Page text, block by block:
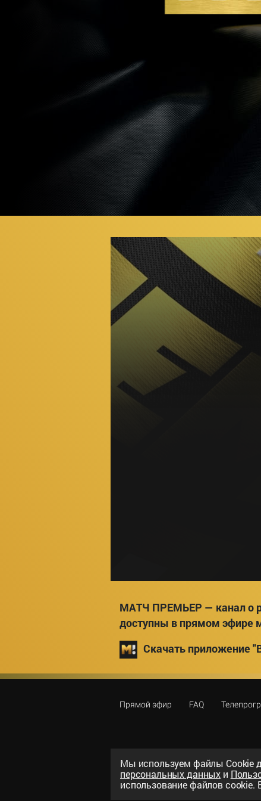
МАТЧ ПРЕМЬЕР — канал о
доступны в прямом эфире
Скачать приложение
Прямой эфир FAQ
©2026«ООО «Национальный
Мы используем файлы Сookie
персональных данных и
использование файлов cookie.